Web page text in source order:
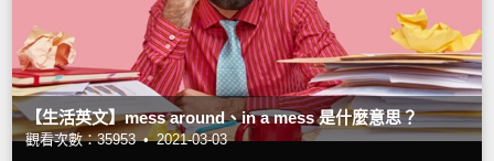
【生活英文】mess around、in a mess 是什麼意思？
觀看次數：35953 • 2021-03-03